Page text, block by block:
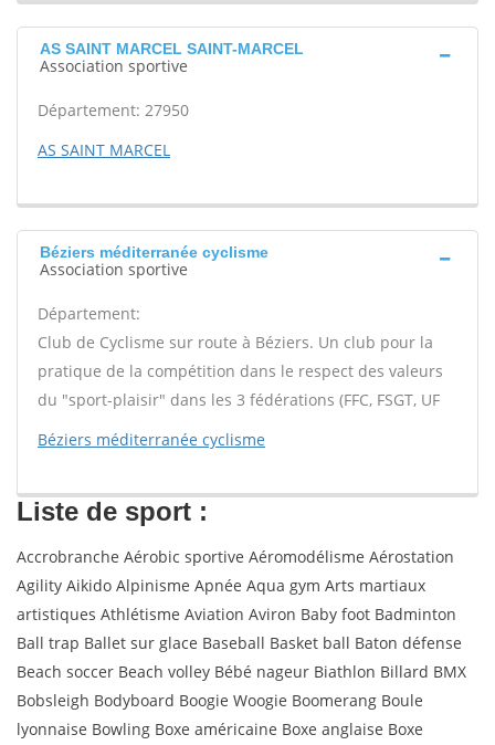
AS SAINT MARCEL SAINT-MARCEL
Association sportive
Département: 27950
AS SAINT MARCEL
Béziers méditerranée cyclisme
Association sportive
Département:
Club de Cyclisme sur route à Béziers. Un club pour la
pratique de la compétition dans le respect des valeurs
du "sport-plaisir" dans les 3 fédérations (FFC, FSGT, UF
Béziers méditerranée cyclisme
Liste de sport :
Accrobranche Aérobic sportive Aéromodélisme Aérostation
Agility Aikido Alpinisme Apnée Aqua gym Arts martiaux
artistiques Athlétisme Aviation Aviron Baby foot Badminton
Ball trap Ballet sur glace Baseball Basket ball Baton défense
Beach soccer Beach volley Bébé nageur Biathlon Billard BMX
Bobsleigh Bodyboard Boogie Woogie Boomerang Boule
lyonnaise Bowling Boxe américaine Boxe anglaise Boxe